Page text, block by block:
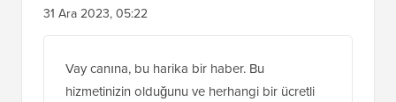
31 Ara 2023, 05:22
Vay canına, bu harika bir haber. Bu
hizmetinizin olduğunu ve herhangi bir ücretli